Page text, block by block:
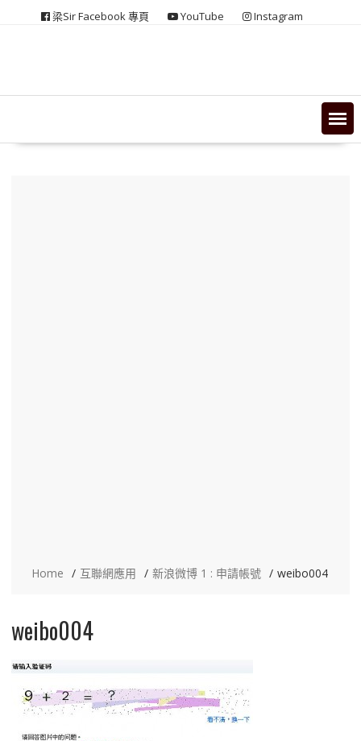
梁Sir Facebook 專頁 YouTube Instagram
Home 互聯網應用 新浪微博 1 : 申請帳號 weibo004
weibo004